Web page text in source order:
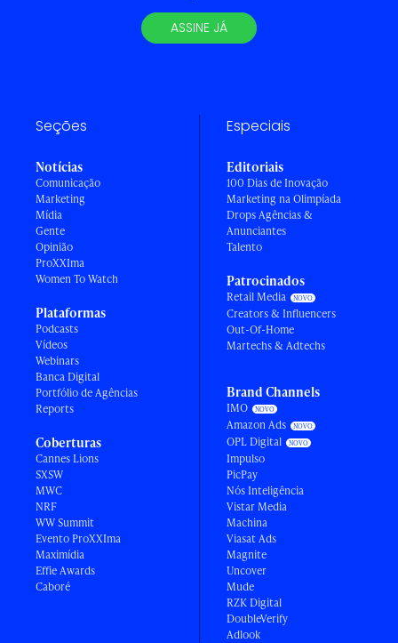
ASSINE JÁ
Seções
Notícias
Comunicação
Marketing
Mídia
Gente
Opinião
ProXXIma
Women To Watch
Plataformas
Podcasts
Vídeos
Webinars
Banca Digital
Portfólio de Agências
Reports
Coberturas
Cannes Lions
SXSW
MWC
NRF
WW Summit
Evento ProXXIma
Maximídia
Effie Awards
Caboré
Especiais
Editoriais
100 Dias de Inovação
Marketing na Olimpíada
Drops Agências &
Anunciantes
Talento
Patrocinados
Retail Media
Creators & Influencers
Out-Of-Home
Martechs & Adtechs
Brand Channels
IMO
Amazon Ads
OPL Digital
Impulso
PicPay
Nós Inteligência
Vistar Media
Machina
Viasat Ads
Magnite
Uncover
Mude
RZK Digital
DoubleVerify
Adlook